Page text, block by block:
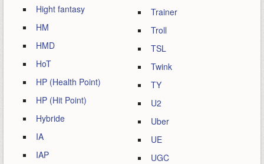
Hight fantasy
HM
HMD
HoT
HP (Health Point)
HP (Hit Point)
Hybride
IA
IAP
Trainer
Troll
TSL
Twink
TY
U2
Uber
UE
UGC